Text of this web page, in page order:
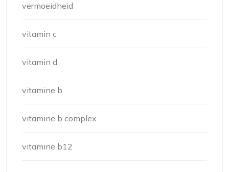
vermoeidheid
vitamin c
vitamin d
vitamine b
vitamine b complex
vitamine b12